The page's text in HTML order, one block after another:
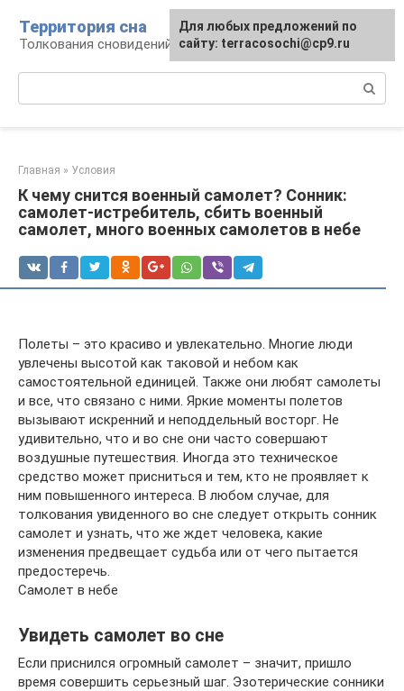
контенту
Территория сна
Толкования сновидений
Главная » Условия
К чему снится военный самолет? Сонник:
самолет-истребитель, сбить военный
самолет, много военных самолетов в небе
Полеты – это красиво и увлекательно. Многие люди
увлечены высотой как таковой и небом как
самостоятельной единицей. Также они любят самолеты
и все, что связано с ними. Яркие моменты полетов
вызывают искренний и неподдельный восторг. Не
удивительно, что и во сне они часто совершают
воздушные путешествия. Иногда это техническое
средство может присниться и тем, кто не проявляет к
ним повышенного интереса. В любом случае, для
толкования увиденного во сне следует открыть сонник
самолет и узнать, что же ждет человека, какие
изменения предвещает судьба или от чего пытается
предостеречь.
Самолет в небе
Увидеть самолет во сне
Если приснился огромный самолет – значит, пришло
время совершить серьезный шаг. Эзотерические сонники
Для любых предложений по
сайту: terracosochi@cp9.ru